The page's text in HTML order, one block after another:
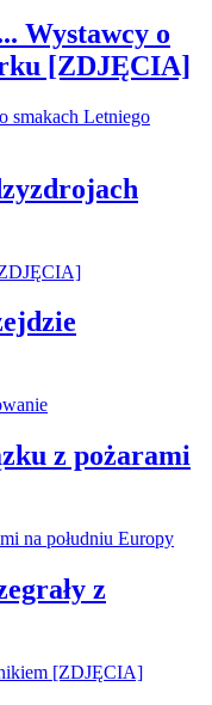
Wystawcy o
[ZDJĘCIA]
z pożarami
z